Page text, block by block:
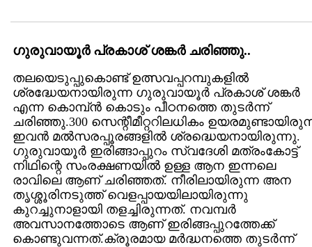
ഗുരുവായൂർ പ്രകാശ്‌ ശങ്കർ ചരിഞ്ഞു..
തലയെടുപ്പുകൊണ്ട്‌ ഉത്സവപ്പറമ്പുകളിൽ
ശ്രദ്ധേയനായിരുന്ന ഗുരുവായൂർ പ്രകാശ്‌ ശങ്കർ
എന്ന കൊമ്പ്ൻ കൊടും പീഠനത്തെ തുടർന്ന്
ചരിഞ്ഞു.300 സെന്റീമീറ്ററിലധികം
ഇവൻ മൽസരപ്പൂരങ്ങളിൽ ശ്രദ്ധെയനായിരുന്നു.
ഗുരുവായൂർ ഇരിങ്ങാപ്പുറം സ്വദേശി മത്രംകോട്ട്‌
നിഥിന്റെ സംരക്ഷണയിൽ ഉള്ള ആന ഇന്നലെ
രാവിലെ ആണ്‌ ചരിഞ്ഞത്‌. നീരിലായിരുന്ന അന
തൃശ്ശൂരിനടുത്ത്‌ വെളപ്പായയിലായിരുന്നു
കുറച്ചുനാളായി തളച്ചിരുന്നത്‌. നവമ്പർ
അവസാനത്തോടെ ആണ്‌ ഇരിങ്ങപ്പുറത്തേക്ക്‌
കൊണ്ടുവന്നത്‌.ക്രൂരമായ മർദ്ധനത്തെ തുടർന്ന്